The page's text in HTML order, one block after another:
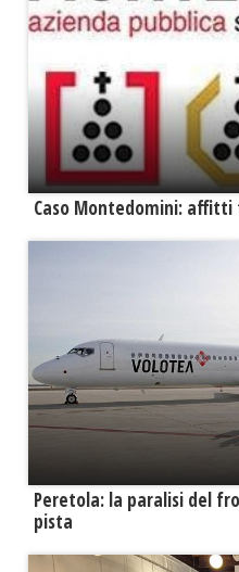
Caso Montedomini: affitti
Peretola: la paralisi del
pista